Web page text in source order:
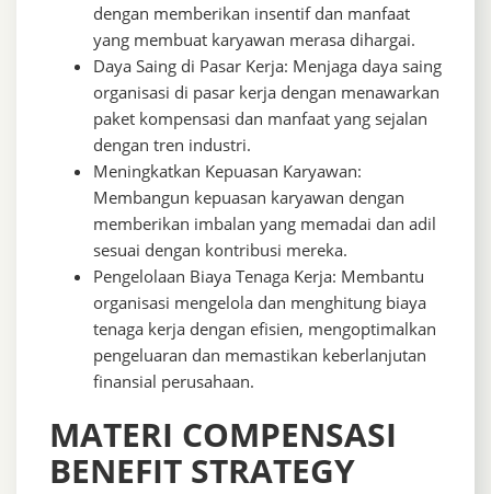
dengan memberikan insentif dan manfaat
yang membuat karyawan merasa dihargai.
Daya Saing di Pasar Kerja: Menjaga daya saing
organisasi di pasar kerja dengan menawarkan
paket kompensasi dan manfaat yang sejalan
dengan tren industri.
Meningkatkan Kepuasan Karyawan:
Membangun kepuasan karyawan dengan
memberikan imbalan yang memadai dan adil
sesuai dengan kontribusi mereka.
Pengelolaan Biaya Tenaga Kerja: Membantu
organisasi mengelola dan menghitung biaya
tenaga kerja dengan efisien, mengoptimalkan
pengeluaran dan memastikan keberlanjutan
finansial perusahaan.
MATERI COMPENSASI
BENEFIT STRATEGY